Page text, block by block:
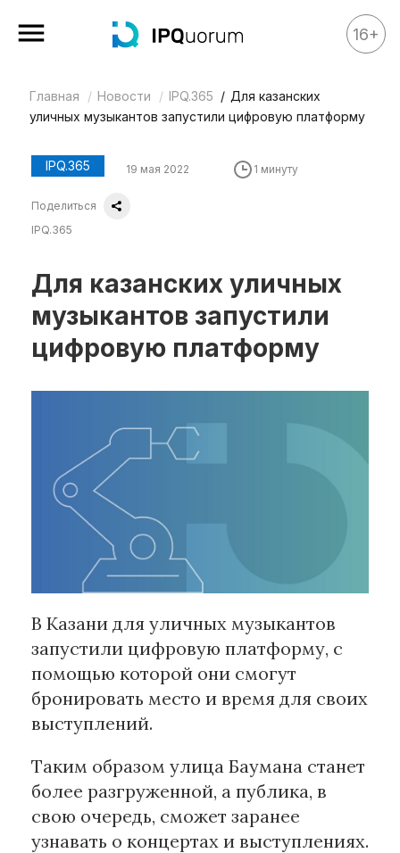
Все материалы
Аналитика
Legal review
События
IP Stories
Квиз
О нас
Рубрики
Интеллектуальная собственность
и креативные индустрии
Кино и театр
Искусство
Дизайн и мода
Архитектура и урбанистика
Наука и технологии
Медиа
Образование
Издательское дело
Музеи
Материалы партнеров
16+
Главная Новости IPQ.365
Для казанских
уличных музыкантов запустили цифровую платформу
IPQ.365 19 мая 2022 1 минуту
Поделиться
IPQ.365
Для казанских уличных
музыкантов запустили
цифровую платформу
В Казани для уличных музыкантов
запустили цифровую платформу, с
помощью которой они смогут
бронировать место и время для своих
выступлений.
Таким образом улица Баумана станет
более разгруженной, а публика, в
свою очередь, сможет заранее
узнавать о концертах и выступлениях.